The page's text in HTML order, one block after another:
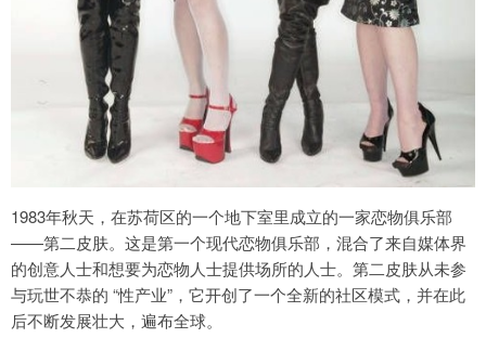
1983年秋天，在苏荷区的一个地下室里成立的一家恋物俱乐部
——第二皮肤。这是第一个现代恋物俱乐部，混合了来自媒体界
的创意人士和想要为恋物人士提供场所的人士。第二皮肤从未参
与玩世不恭的 “性产业”，它开创了一个全新的社区模式，并在此
后不断发展壮大，遍布全球。